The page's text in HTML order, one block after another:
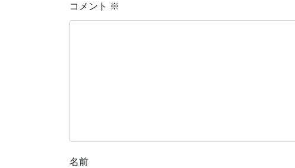
コメント ※
名前